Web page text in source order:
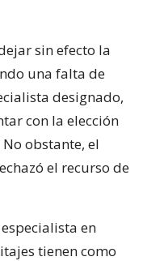
sin efecto la
una falta de
designado,
con la elección
obstante, el
el recurso de
en
tienen como